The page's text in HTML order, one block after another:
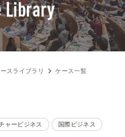
Library
スライブラリ ケース一覧
ャービジネス 国際ビジネス